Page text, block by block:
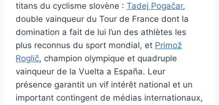
titans du cyclisme slovène : Tadej Pogačar,
double vainqueur du Tour de France dont la
domination a fait de lui l’un des athlètes les
plus reconnus du sport mondial, et Primož
Roglič, champion olympique et quadruple
vainqueur de la Vuelta a España. Leur
présence garantit un vif intérêt national et un
important contingent de médias internationaux,